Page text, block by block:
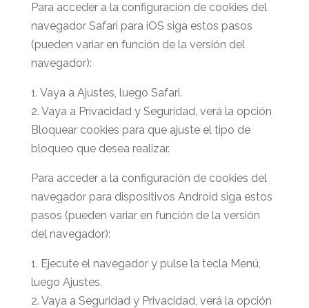
Para acceder a la configuración de cookies del
navegador Safari para iOS siga estos pasos
(pueden variar en función de la versión del
navegador):
1. Vaya a Ajustes, luego Safari.
2. Vaya a Privacidad y Seguridad, verá la opción
Bloquear cookies para que ajuste el tipo de
bloqueo que desea realizar.
Para acceder a la configuración de cookies del
navegador para dispositivos Android siga estos
pasos (pueden variar en función de la versión
del navegador):
1. Ejecute el navegador y pulse la tecla Menú,
luego Ajustes.
2. Vaya a Seguridad y Privacidad, verá la opción